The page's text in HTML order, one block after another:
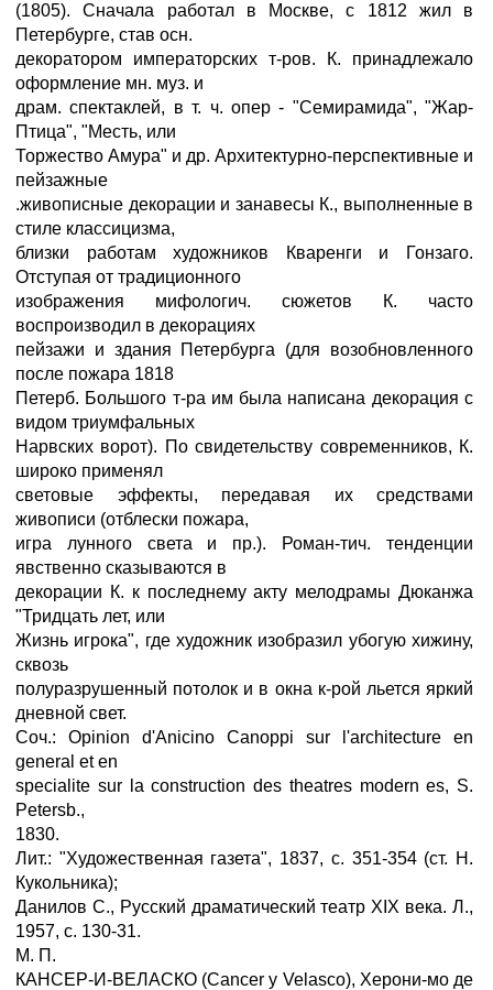
(1805). Сначала работал в Москве, с 1812 жил в
Петербурге, став осн.
декоратором императорских т-ров. К. принадлежало
оформление мн. муз. и
драм. спектаклей, в т. ч. опер - "Семирамида", "Жар-
Птица", "Месть, или
Торжество Амура" и др. Архитектурно-перспективные и
пейзажные
.живописные декорации и занавесы К., выполненные в
стиле классицизма,
близки работам художников Кваренги и Гонзаго.
Отступая от традиционного
изображения мифологич. сюжетов К. часто
воспроизводил в декорациях
пейзажи и здания Петербурга (для возобновленного
после пожара 1818
Петерб. Большого т-ра им была написана декорация с
видом триумфальных
Нарвских ворот). По свидетельству современников, К.
широко применял
световые эффекты, передавая их средствами
живописи (отблески пожара,
игра лунного света и пр.). Роман-тич. тенденции
явственно сказываются в
декорации К. к последнему акту мелодрамы Дюканжа
"Тридцать лет, или
Жизнь игрока", где художник изобразил убогую хижину,
сквозь
полуразрушенный потолок и в окна к-рой льется яркий
дневной свет.
Соч.: Opinion d'Anicino Canoppi sur l'architecture en
general et en
specialite sur la construction des theatres modern es, S.
Petersb.,
1830.
Лит.: "Художественная газета", 1837, с. 351-354 (ст. Н.
Кукольника);
Данилов С., Русский драматический театр XIX века. Л.,
1957, с. 130-31.
M. П.
КАНСЕР-И-ВЕЛАСКО (Cancer у Velasco), Херони-мо де